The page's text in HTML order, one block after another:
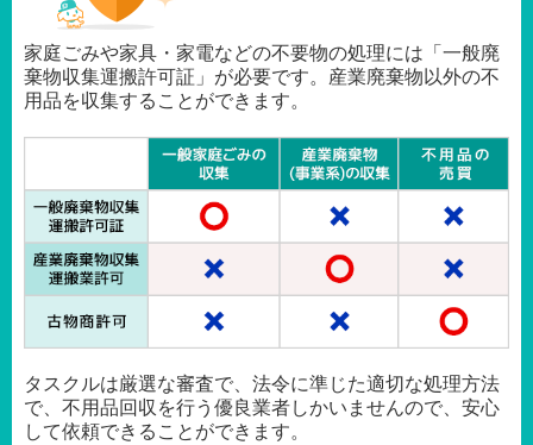
家庭ごみや家具・家電などの不要物の処理には「一般廃
棄物収集運搬許可証」が必要です。産業廃棄物以外の不
用品を収集することができます。
タスクルは厳選な審査で、法令に準じた適切な処理方法
で、不用品回収を行う優良業者しかいませんので、安心
して依頼できることができます。